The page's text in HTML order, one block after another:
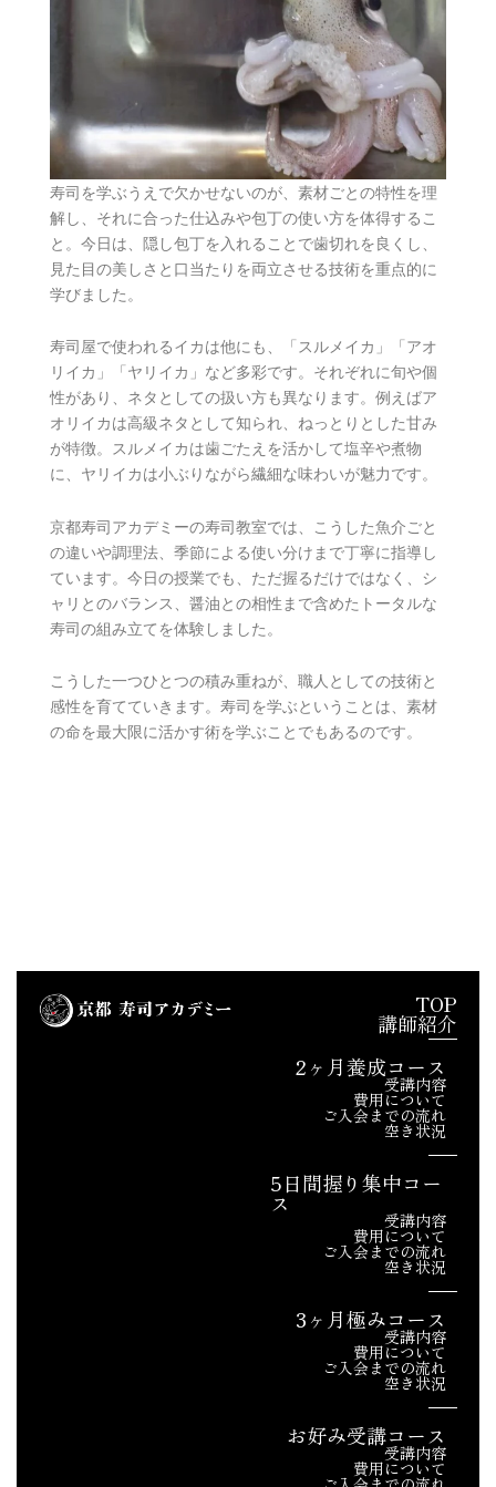
寿司を学ぶうえで欠かせないのが、素材ごとの特性を理
解し、それに合った仕込みや包丁の使い方を体得するこ
と。今日は、隠し包丁を入れることで歯切れを良くし、
見た目の美しさと口当たりを両立させる技術を重点的に
学びました。
寿司屋で使われるイカは他にも、「スルメイカ」「アオ
リイカ」「ヤリイカ」など多彩です。それぞれに旬や個
性があり、ネタとしての扱い方も異なります。例えばア
オリイカは高級ネタとして知られ、ねっとりとした甘み
が特徴。スルメイカは歯ごたえを活かして塩辛や煮物
に、ヤリイカは小ぶりながら繊細な味わいが魅力です。
京都寿司アカデミーの寿司教室では、こうした魚介ごと
の違いや調理法、季節による使い分けまで丁寧に指導し
ています。今日の授業でも、ただ握るだけではなく、シ
ャリとのバランス、醤油との相性まで含めたトータルな
寿司の組み立てを体験しました。
こうした一つひとつの積み重ねが、職人としての技術と
感性を育てていきます。寿司を学ぶということは、素材
の命を最大限に活かす術を学ぶことでもあるのです。
TOP
講師紹介
2ヶ月養成コース
受講内容
費用について
ご入会までの流れ
空き状況
5日間握り集中コー
ス
受講内容
費用について
ご入会までの流れ
空き状況
3ヶ月極みコース
受講内容
費用について
ご入会までの流れ
空き状況
お好み受講コース
受講内容
費用について